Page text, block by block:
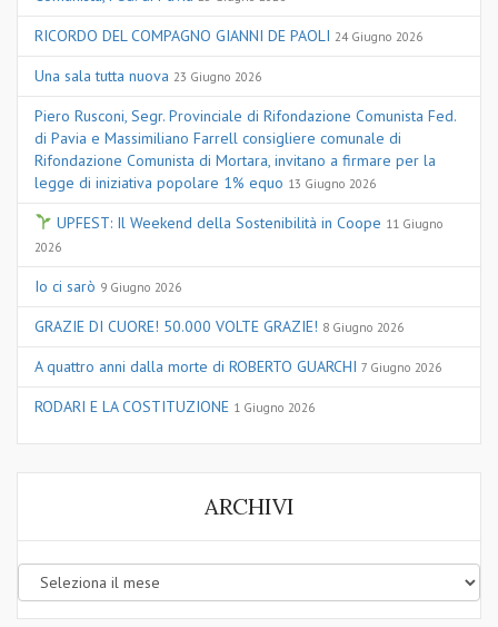
RICORDO DEL COMPAGNO GIANNI DE PAOLI 24 Giugno 2026
Una sala tutta nuova 23 Giugno 2026
Piero Rusconi, Segr. Provinciale di Rifondazione Comunista Fed.
di Pavia e Massimiliano Farrell consigliere comunale di
Rifondazione Comunista di Mortara, invitano a firmare per la
legge di iniziativa popolare 1% equo 13 Giugno 2026
UPFEST: Il Weekend della Sostenibilità in Coope 11 Giugno
2026
Io ci sarò 9 Giugno 2026
GRAZIE DI CUORE! 50.000 VOLTE GRAZIE! 8 Giugno 2026
A quattro anni dalla morte di ROBERTO GUARCHI 7 Giugno 2026
RODARI E LA COSTITUZIONE 1 Giugno 2026
ARCHIVI
Archivi